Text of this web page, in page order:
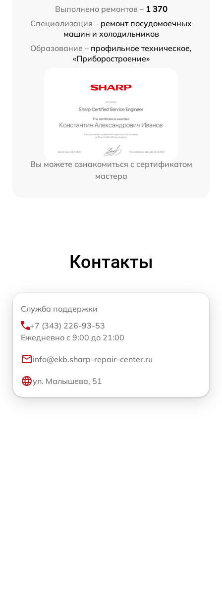
Выполнено ремонтов – 1 370
Специализация – ремонт посудомоечных
машин и холодильников
Образование – профильное техническое,
«Приборостроение»
Вы можете ознакомиться с сертификатом
мастера
Контакты
Служба поддержки
+7 (343) 226-93-53
Ежедневно с 9:00 до 21:00
info@ekb.sharp-repair-center.ru
ул. Малышева, 51